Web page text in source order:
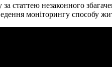
статтею незаконного
моніторингу способу